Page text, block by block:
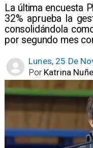
​La última encuesta
32% aprueba la
consolidándola
por segundo mes
Lunes, 25 De
Katrina
Por